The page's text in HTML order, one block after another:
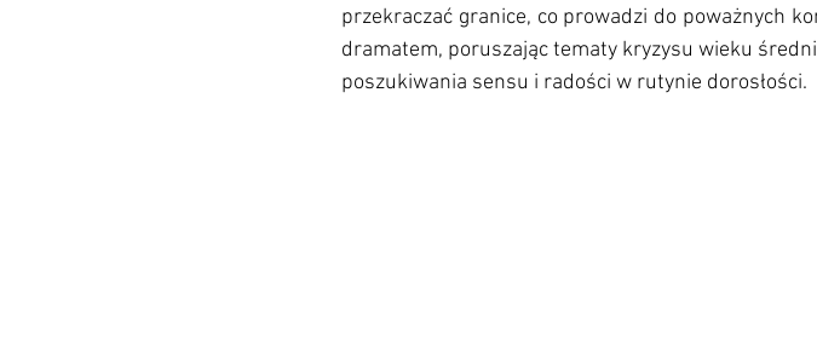
przekraczać granice, co prowadzi do poważnych
dramatem, poruszając tematy kryzysu wieku
poszukiwania sensu i radości w rutynie dorosłości.